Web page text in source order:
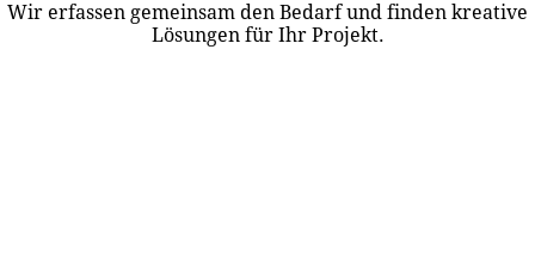
Wir erfassen gemeinsam den Bedarf und finden kreative
Lösungen für Ihr Projekt.